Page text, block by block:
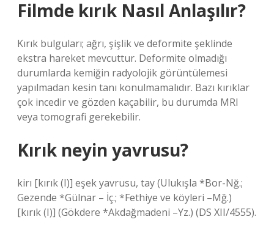
Filmde kırık Nasıl Anlaşılır?
Kırık bulguları; ağrı, şişlik ve deformite şeklinde
ekstra hareket mevcuttur. Deformite olmadığı
durumlarda kemiğin radyolojik görüntülemesi
yapılmadan kesin tanı konulmamalıdır. Bazı kırıklar
çok incedir ve gözden kaçabilir, bu durumda MRI
veya tomografi gerekebilir.
Kırık neyin yavrusu?
kirı [kırık (I)] eşek yavrusu, tay (Ulukışla *Bor-Nğ.;
Gezende *Gülnar – İç.; *Fethiye ve köyleri –Mğ.)
[kırık (I)] (Gökdere *Akdağmadeni –Yz.) (DS XII/4555).